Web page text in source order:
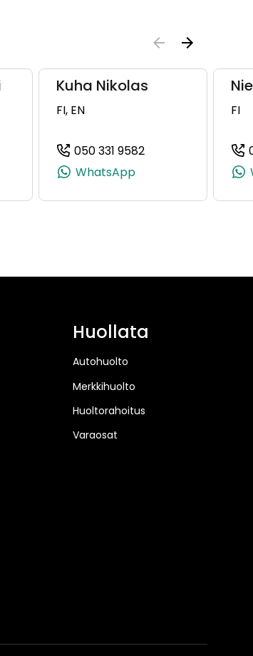
467 9126)0401778961, +358 40 177 8961)
Kuha Nikolas
FI, EN
050 331 9582
(+358503319582,
WhatsApp
FI
Huollata
Autohuolto
Merkkihuolto
Huoltorahoitus
Varaosat